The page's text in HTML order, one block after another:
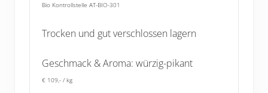
Bio Kontrollstelle AT-BIO-301
Trocken und gut verschlossen lagern
Geschmack & Aroma: würzig-pikant
€ 109,- / kg